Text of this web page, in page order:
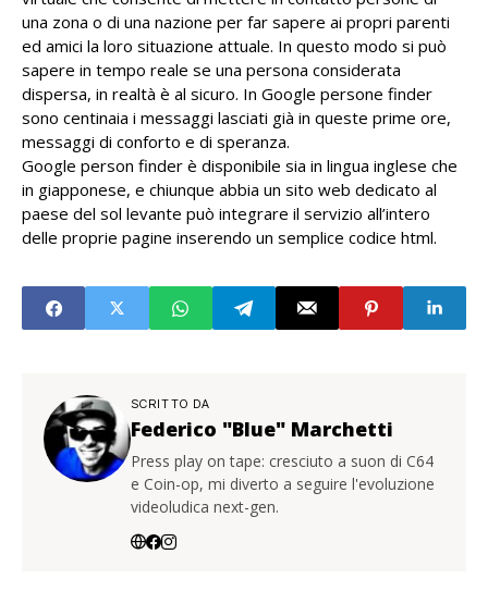
una zona o di una nazione per far sapere ai propri parenti
ed amici la loro situazione attuale. In questo modo si può
sapere in tempo reale se una persona considerata
dispersa, in realtà è al sicuro. In Google persone finder
sono centinaia i messaggi lasciati già in queste prime ore,
messaggi di conforto e di speranza.
Google person finder è disponibile sia in lingua inglese che
in giapponese, e chiunque abbia un sito web dedicato al
paese del sol levante può integrare il servizio all’intero
delle proprie pagine inserendo un semplice codice html.
SCRITTO DA
Federico "Blue" Marchetti
Press play on tape: cresciuto a suon di C64
e Coin-op, mi diverto a seguire l'evoluzione
videoludica next-gen.